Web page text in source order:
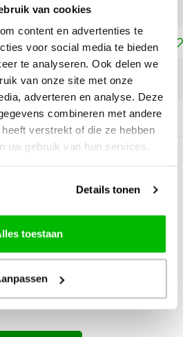
van cookies
content en advertenties te
voor social media te bieden
te analyseren. Ook delen we
van onze site met onze
adverteren en analyse. Deze
combineren met andere
verstrekt of die ze hebben
uw gebruik van hun services.
Details tonen
toestaan
aan winkelwagen